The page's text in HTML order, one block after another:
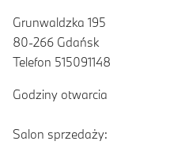
Grunwaldzka 195
80-266 Gdańsk
Telefon 515091148
Godziny otwarcia
Salon sprzedaży: